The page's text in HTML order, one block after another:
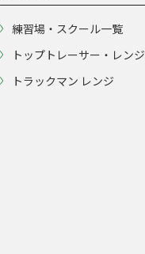
練習場・スクール一覧
トップトレーサー・レンジ
トラックマン レンジ